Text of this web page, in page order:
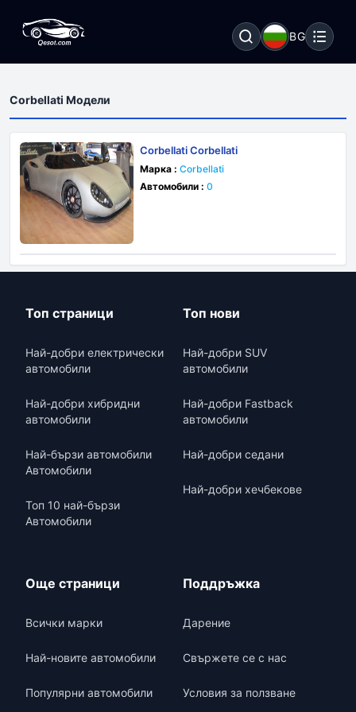
BG
Corbellati Модели
Corbellati Corbellati
Марка : Corbellati
Автомобили : 0
Топ страници
Най-добри електрически
автомобили
Най-добри хибридни
автомобили
Най-бързи автомобили
Автомобили
Топ 10 най-бързи
Автомобили
Топ нови
Най-добри SUV
автомобили
Най-добри Fastback
автомобили
Най-добри седани
Най-добри хечбекове
Още страници
Всички марки
Най-новите автомобили
Популярни автомобили
Поддръжка
Дарение
Свържете се с нас
Условия за ползване